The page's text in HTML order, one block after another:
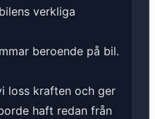
verkliga
beroende på bil.
loss kraften och ger
haft redan från